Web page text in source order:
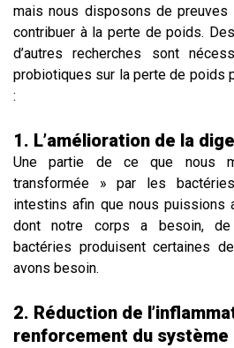
mais nous disposons de preuves
contribuer à la perte de poids.
d’autres recherches sont
probiotiques sur la perte de poids
:
1. L’amélioration de la
Une partie de ce que nous
transformée » par les
intestins afin que nous puissions
dont notre corps a besoin, de
bactéries produisent certaines
avons besoin.
2. Réduction de
renforcement du système